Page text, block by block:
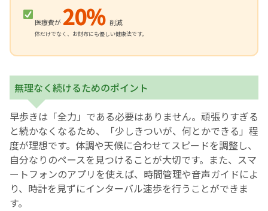
医療費が20% 削減
体だけでなく、お財布にも優しい健康法です。
無理なく続けるためのポイント
早歩きは「全力」である必要はありません。頑張りすぎる
と続かなくなるため、「少しきついが、何とかできる」程
度が理想です。体調や天候に合わせてスピードを調整し、
自分なりのペースを見つけることが大切です。また、スマ
ートフォンのアプリを使えば、時間管理や音声ガイドによ
り、時計を見ずにインターバル速歩を行うことができま
す。